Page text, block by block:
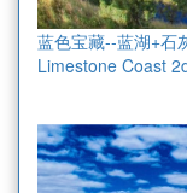
蓝色宝藏--蓝湖+石
Limestone Coast